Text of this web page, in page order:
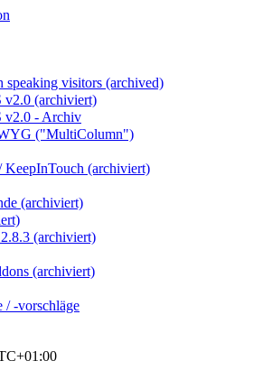
visitors (archived)
(archiviert)
- Archiv
("MultiColumn")
(archiviert)
(archiviert)
(archiviert)
(archiviert)
-vorschläge